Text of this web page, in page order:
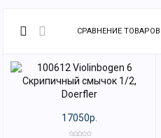
СРАВНЕНИЕ ТОВАРОВ
17050р.